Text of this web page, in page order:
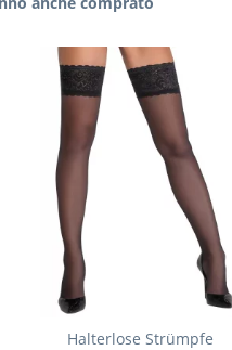
Halterlose Strümpfe